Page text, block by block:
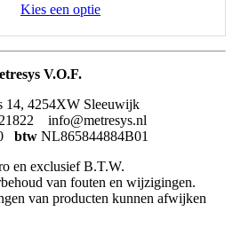
Kies een optie
V.O.F.
14, 4254XW Sleeuwijk
info@metresys.nl
btw NL865844884B01
en exclusief B.T.W.
van fouten en wijzigingen.
van producten kunnen afwijken